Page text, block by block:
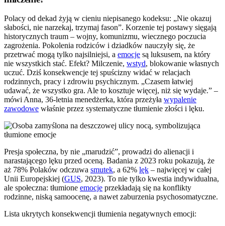
Polacy od dekad żyją w cieniu niepisanego kodeksu: „Nie okazuj
słabości, nie narzekaj, trzymaj fason”. Korzenie tej postawy sięgają
historycznych traum – wojny, komunizmu, wiecznego poczucia
zagrożenia. Pokolenia rodziców i dziadków nauczyły się, że
przetrwać mogą tylko najsilniejsi, a emocje są luksusem, na który
nie wszystkich stać. Efekt? Milczenie, wstyd, blokowanie własnych
uczuć. Dziś konsekwencje tej spuścizny widać w relacjach
rodzinnych, pracy i zdrowiu psychicznym. „Czasem łatwiej
udawać, że wszystko gra. Ale to kosztuje więcej, niż się wydaje.” –
mówi Anna, 36-letnia menedżerka, która przeżyła wypalenie
zawodowe właśnie przez systematyczne tłumienie złości i lęku.
Presja społeczna, by nie „marudzić”, prowadzi do alienacji i
narastającego lęku przed oceną. Badania z 2023 roku pokazują, że
aż 78% Polaków odczuwa smutek, a 62% lęk – najwięcej w całej
Unii Europejskiej (GUS, 2023). To nie tylko kwestia indywidualna,
ale społeczna: tłumione emocje przekładają się na konflikty
rodzinne, niską samoocenę, a nawet zaburzenia psychosomatyczne.
Lista ukrytych konsekwencji tłumienia negatywnych emocji: